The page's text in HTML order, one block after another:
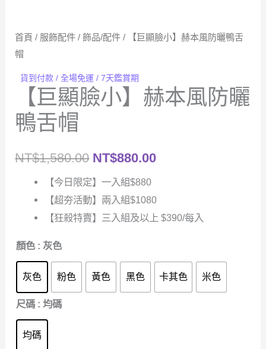
首頁 / 服飾配件 /飾品/配件 / 【巨顯臉小】赫本風防曬鴨舌
帽
貨到付款 / 全場免運 / 7天鑑賞期
【巨顯臉小】赫本風防曬
鴨舌帽
NT$1,580.00 NT$880.00
【今日限定】一入組$880
【超夯活動】兩入組$1080
【狂殺特賣】三入組及以上 $390/每入
顏色 : 灰色
灰色 粉色 黃色 黑色 卡其色 米色
尺碼 : 均碼
均碼